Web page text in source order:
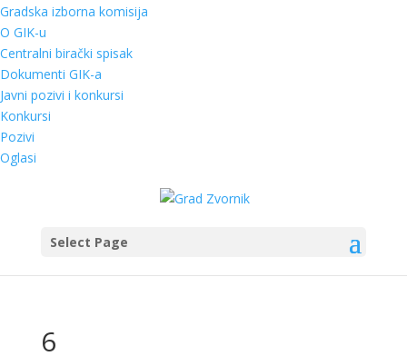
Gradska izborna komisija
O GIK-u
Centralni birački spisak
Dokumenti GIK-a
Javni pozivi i konkursi
Konkursi
Pozivi
Oglasi
Select Page
6